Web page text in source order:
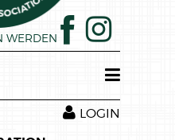
WERDEN
LOGIN